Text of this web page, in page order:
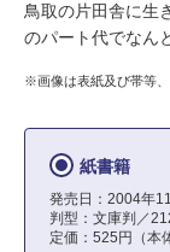
鳥取の片田舎に生
のパート代でなん
※画像は表紙及び帯等、
紙書籍
発売日：2004年
判型：文庫判／
定価：525円（本